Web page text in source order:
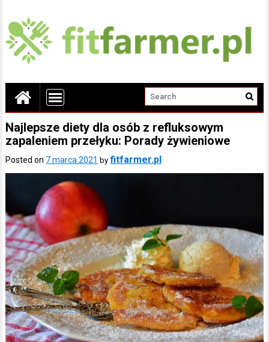
Najlepsze diety dla osób z refluksowym
zapaleniem przełyku: Porady żywieniowe
Posted on 7 marca 2021 byfitfarmer.pl